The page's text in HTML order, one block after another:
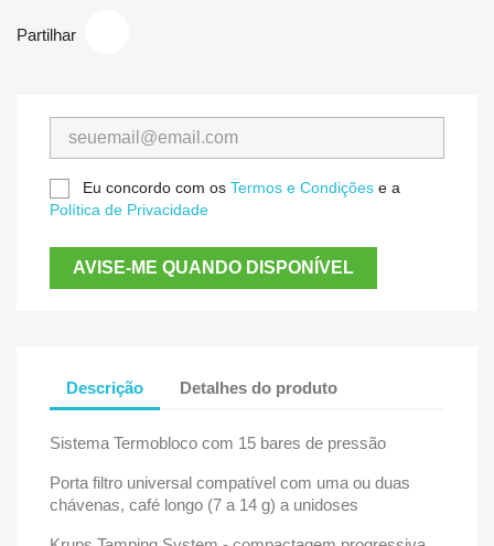
Partilhar
Eu concordo com os Termos e Condições e a
Política de Privacidade
AVISE-ME QUANDO DISPONÍVEL
Descrição Detalhes do produto
Sistema Termobloco com 15 bares de pressão
Porta filtro universal compatível com uma ou duas
chávenas, café longo (7 a 14 g) a unidoses